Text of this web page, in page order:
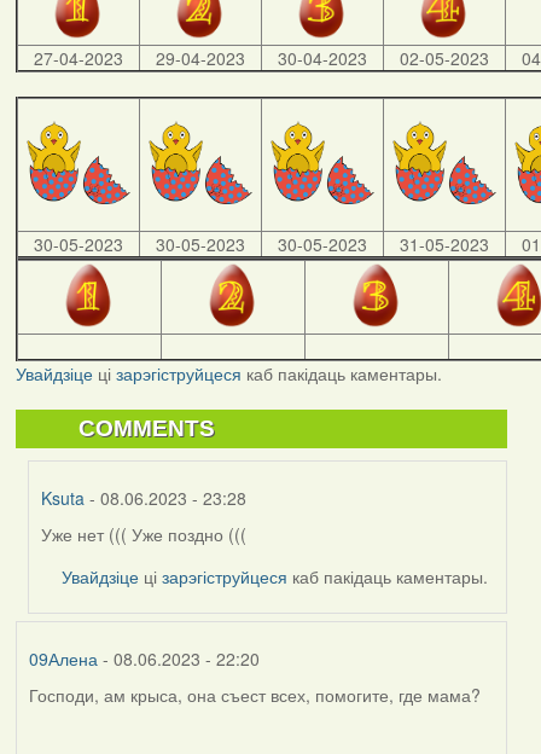
27-04-2023 29-04-2023 30-04-2023 02-05-2023
30-05-2023 30-05-2023 30-05-2023 31-05-2023
Увайдзіцеці зарэгіструйцеся каб пакідаць каментары.
COMMENTS
Ksuta - 08.06.2023 - 23:28
In
reply
by
Уже нет ((( Уже поздно (((
Увайдзіце цізарэгіструйцеся каб пакідаць каментары.
09Алена- 08.06.2023 - 22:20
Господи, ам крыса, она съест всех, помогите, где мама?